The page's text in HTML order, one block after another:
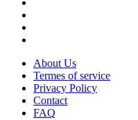
About Us
Termes of service
Privacy Policy
Contact
FAQ